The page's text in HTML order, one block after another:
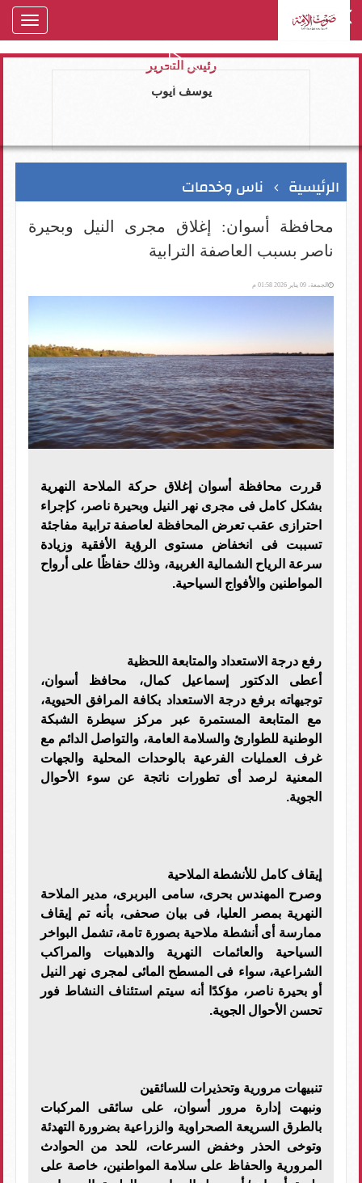
رئيس التحرير
يوسف ايوب
الرئيسية ناس وخدمات
محافظة أسوان: إغلاق مجرى النيل وبحيرة
ناصر بسبب العاصفة الترابية
الجمعة، 09 يناير 2026 01:58 م
قررت محافظة أسوان إغلاق حركة الملاحة النهرية
بشكل كامل فى مجرى نهر النيل وبحيرة ناصر، كإجراء
احترازى عقب تعرض المحافظة لعاصفة ترابية مفاجئة
تسببت فى انخفاض مستوى الرؤية الأفقية وزيادة
سرعة الرياح الشمالية الغربية، وذلك حفاظًا على أرواح
المواطنين والأفواج السياحية.
رفع درجة الاستعداد والمتابعة اللحظية
أعطى الدكتور إسماعيل كمال، محافظ أسوان،
توجيهاته برفع درجة الاستعداد بكافة المرافق الحيوية،
مع المتابعة المستمرة عبر مركز سيطرة الشبكة
الوطنية للطوارئ والسلامة العامة، والتواصل الدائم مع
غرف العمليات الفرعية بالوحدات المحلية والجهات
المعنية لرصد أى تطورات ناتجة عن سوء الأحوال
الجوية.
إيقاف كامل للأنشطة الملاحية
وصرح المهندس بحرى، سامى البربرى، مدير الملاحة
النهرية بمصر العليا، فى بيان صحفى، بأنه تم إيقاف
ممارسة أى أنشطة ملاحية بصورة تامة، تشمل البواخر
السياحية والعائمات النهرية والدهبيات والمراكب
الشراعية، سواء فى المسطح المائى لمجرى نهر النيل
أو بحيرة ناصر، مؤكدًا أنه سيتم استئناف النشاط فور
تحسن الأحوال الجوية.
تنبيهات مرورية وتحذيرات للسائقين
ونبهت إدارة مرور أسوان، على سائقى المركبات
بالطرق السريعة الصحراوية والزراعية بضرورة التهدئة
وتوخى الحذر وخفض السرعات، للحد من الحوادث
المرورية والحفاظ على سلامة المواطنين، خاصة على